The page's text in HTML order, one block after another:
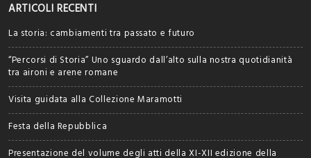
ARTICOLI RECENTI
La storia: cambiamenti tra passato e futuro
“Percorsi di Storia” Uno sguardo dall’alto sulla nostra quotidianità
tra aironi e arene romane
Visita guidata alla Collezione Maramotti
Festa della Repubblica
Presentazione del volume degli atti della XI-XII edizione della